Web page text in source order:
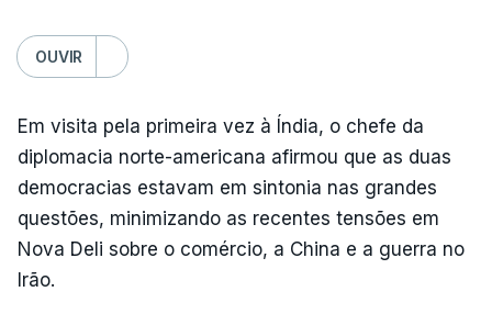
OUVIR
Em visita pela primeira vez à Índia, o chefe da
diplomacia norte-americana afirmou que as duas
democracias estavam em sintonia nas grandes
questões, minimizando as recentes tensões em
Nova Deli sobre o comércio, a China e a guerra no
Irão.